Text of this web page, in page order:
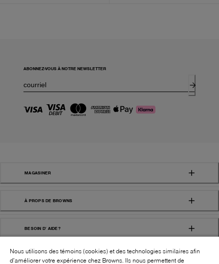
ABONNEZ-VOUS À NOTRE NEWSLETTER
MAGASINER
À PROPS DE BROWNS
BESOIN D' AIDE?
Nous utilisons des témoins (cookies) et des technologies similaires afin
d’améliorer votre expérience chez Browns. Ils nous permettent de